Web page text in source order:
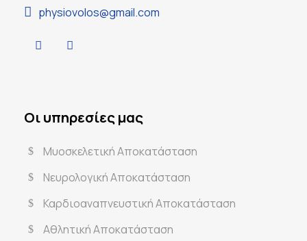
physiovolos@gmail.com
Οι υπηρεσίες μας
Μυοσκελετική Αποκατάσταση
Νευρολογική Αποκατάσταση
Καρδιοαναπνευστική Αποκατάσταση
Αθλητική Αποκατάσταση